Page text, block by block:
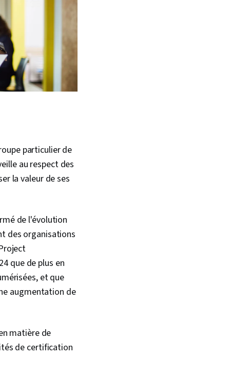
particulier de
au respect des
la valeur de ses
de l'évolution
des organisations
que de plus en
et que
augmentation de
matière de
de certification